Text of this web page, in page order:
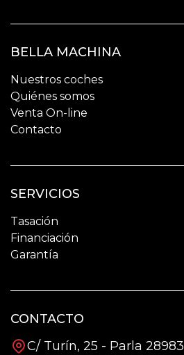
BELLA MACHINA
Nuestros coches
Quiénes somos
Venta On-line
Contacto
SERVICIOS
Tasación
Financiación
Garantía
CONTACTO
C/ Turín, 25 - Parla 28983